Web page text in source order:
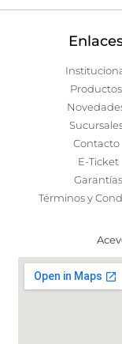
Productos
Contacto
E-Ticket
Garantías
Términos y